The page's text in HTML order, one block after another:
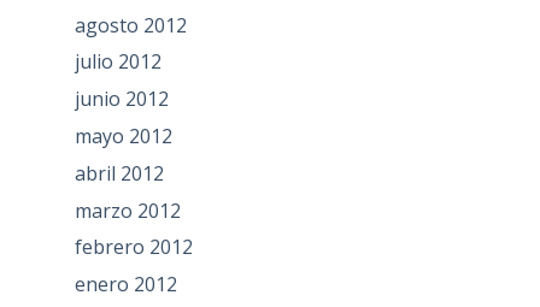
agosto 2012
julio 2012
junio 2012
mayo 2012
abril 2012
marzo 2012
febrero 2012
enero 2012